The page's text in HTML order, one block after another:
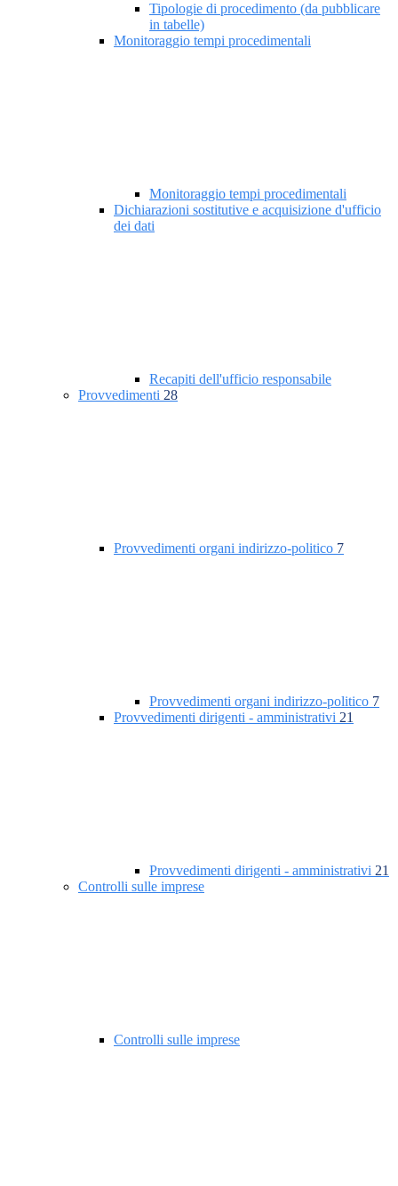
Tipologie di procedimento (da pubblicare
in tabelle)
Monitoraggio tempi procedimentali
Monitoraggio tempi procedimentali
Dichiarazioni sostitutive e acquisizione d'ufficio
dei dati
Recapiti dell'ufficio responsabile
Provvedimenti 28
Provvedimenti organi indirizzo-politico 7
Provvedimenti organi indirizzo-politico 7
Provvedimenti dirigenti - amministrativi 21
Provvedimenti dirigenti - amministrativi 21
Controlli sulle imprese
Controlli sulle imprese